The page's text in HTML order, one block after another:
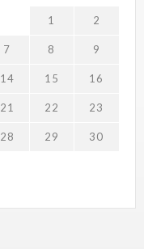
1 2
7 8 9
14 15 16
21 22 23
28 29 30